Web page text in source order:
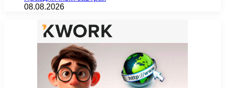
08.08.2026